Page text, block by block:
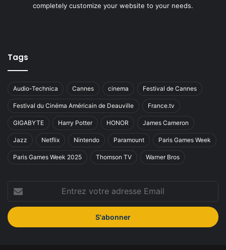
completely customize your website to your needs.
Tags
Audio-Technica Cannes cinema Festival de Cannes
Festival du Cinéma Américain de Deauville France.tv
GIGABYTE Harry Potter HONOR James Cameron
Jazz Netflix Nintendo Paramount Paris Games Week
Paris Games Week 2025 Thomson TV Warner Bros
votre
adresse
Email